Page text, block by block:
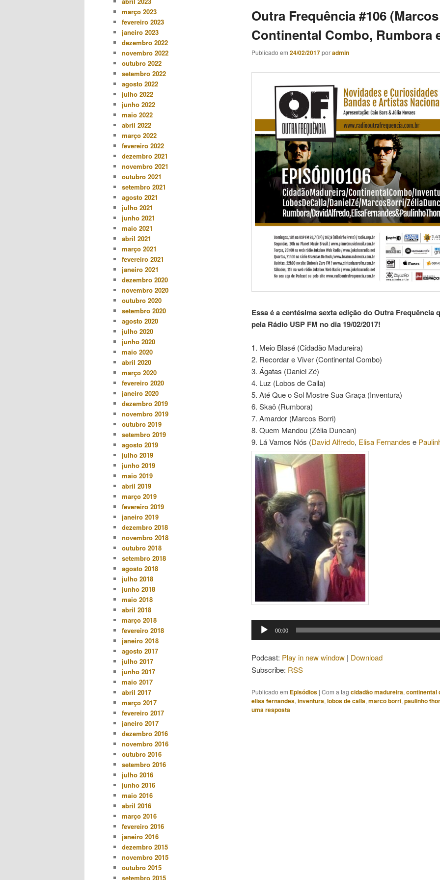
Outra Frequência #106
Continental Combo, Rumbora
Publicado em 24/02/2017poradmin
Essa é a centésima sexta edição do Outra Frequência
pela Rádio USP FM no dia 19/02/2017!
1. Meio Blasé (Cidadão Madureira)
2. Recordar e Viver (Continental Combo)
3. Ágatas (Daniel Zé)
4. Luz (Lobos de Calla)
5. Até Que o Sol Mostre Sua Graça (Inventura)
6. Skaô (Rumbora)
7. Amardor (Marcos Borri)
8. Quem Mandou (Zélia Duncan)
9. Lá Vamos Nós (David Alfredo, Elisa Fernandes e
Tocador 00:00
Podcast: Play in new window | Download
Subscribe: RSS
Publicado em Episódios | Com a tag cidadão madureira, continental
elisa fernandes, inventura, lobos de calla, marco borri, paulinho
uma resposta
março 2023
fevereiro 2023
janeiro 2023
dezembro 2022
novembro 2022
outubro 2022
setembro 2022
agosto 2022
julho 2022
junho 2022
maio 2022
abril 2022
março 2022
fevereiro 2022
dezembro 2021
novembro 2021
outubro 2021
setembro 2021
agosto 2021
julho 2021
junho 2021
maio 2021
abril 2021
março 2021
fevereiro 2021
janeiro 2021
dezembro 2020
novembro 2020
outubro 2020
setembro 2020
agosto 2020
julho 2020
junho 2020
maio 2020
abril 2020
março 2020
fevereiro 2020
janeiro 2020
dezembro 2019
novembro 2019
outubro 2019
setembro 2019
agosto 2019
julho 2019
junho 2019
maio 2019
abril 2019
março 2019
fevereiro 2019
janeiro 2019
dezembro 2018
novembro 2018
outubro 2018
setembro 2018
agosto 2018
julho 2018
junho 2018
maio 2018
abril 2018
março 2018
fevereiro 2018
janeiro 2018
agosto 2017
julho 2017
junho 2017
maio 2017
abril 2017
março 2017
fevereiro 2017
janeiro 2017
dezembro 2016
novembro 2016
outubro 2016
setembro 2016
julho 2016
junho 2016
maio 2016
abril 2016
março 2016
fevereiro 2016
janeiro 2016
dezembro 2015
novembro 2015
outubro 2015
setembro 2015